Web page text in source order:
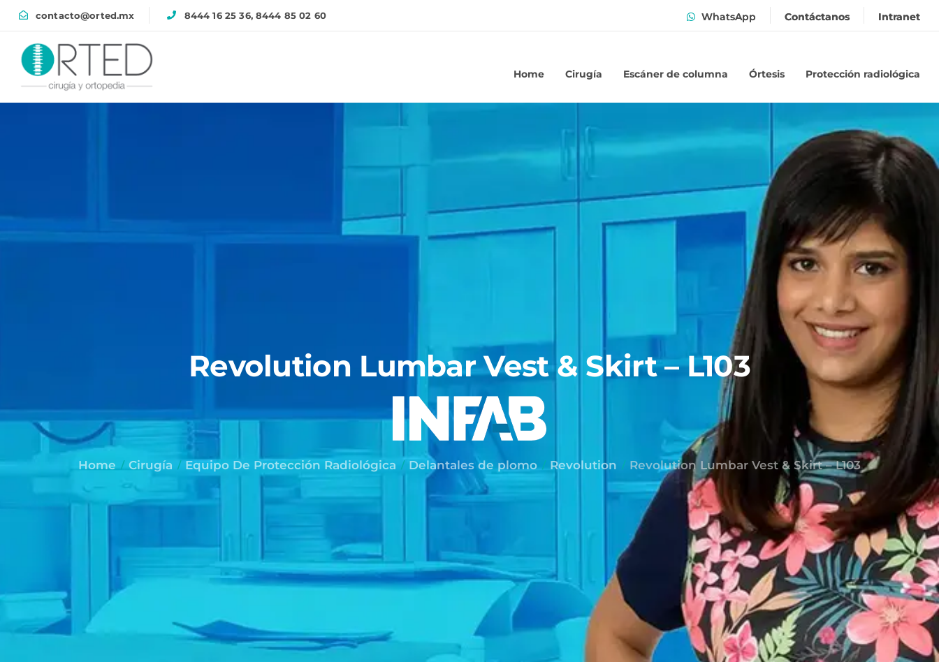
contacto@orted.mx 8444 16 25 36, 8444 85 02 60 WhatsApp Contáctanos Intranet
Home Cirugía Escáner de columna Órtesis Protección radiológica
Revolution Lumbar Vest & Skirt – L103
Home Cirugía Equipo De Protección Radiológica Delantales de plomo Revolution Revolution Lumbar Vest & Skirt – L103